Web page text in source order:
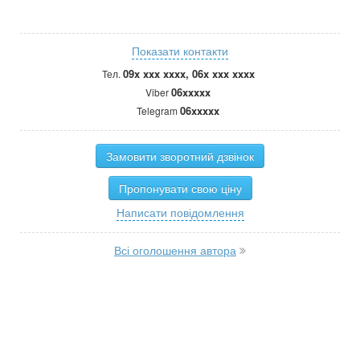
Показати контакти
Тел. 09x xxx xxxx, 06x xxx xxxx
Viber06xxxxx
Telegram 06xxxxx
Замовити зворотний дзвінок
Пропонувати свою ціну
Написати повідомлення
Всі оголошення автора